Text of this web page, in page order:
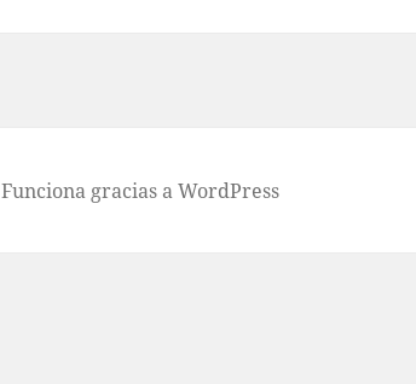
Funciona gracias a WordPress